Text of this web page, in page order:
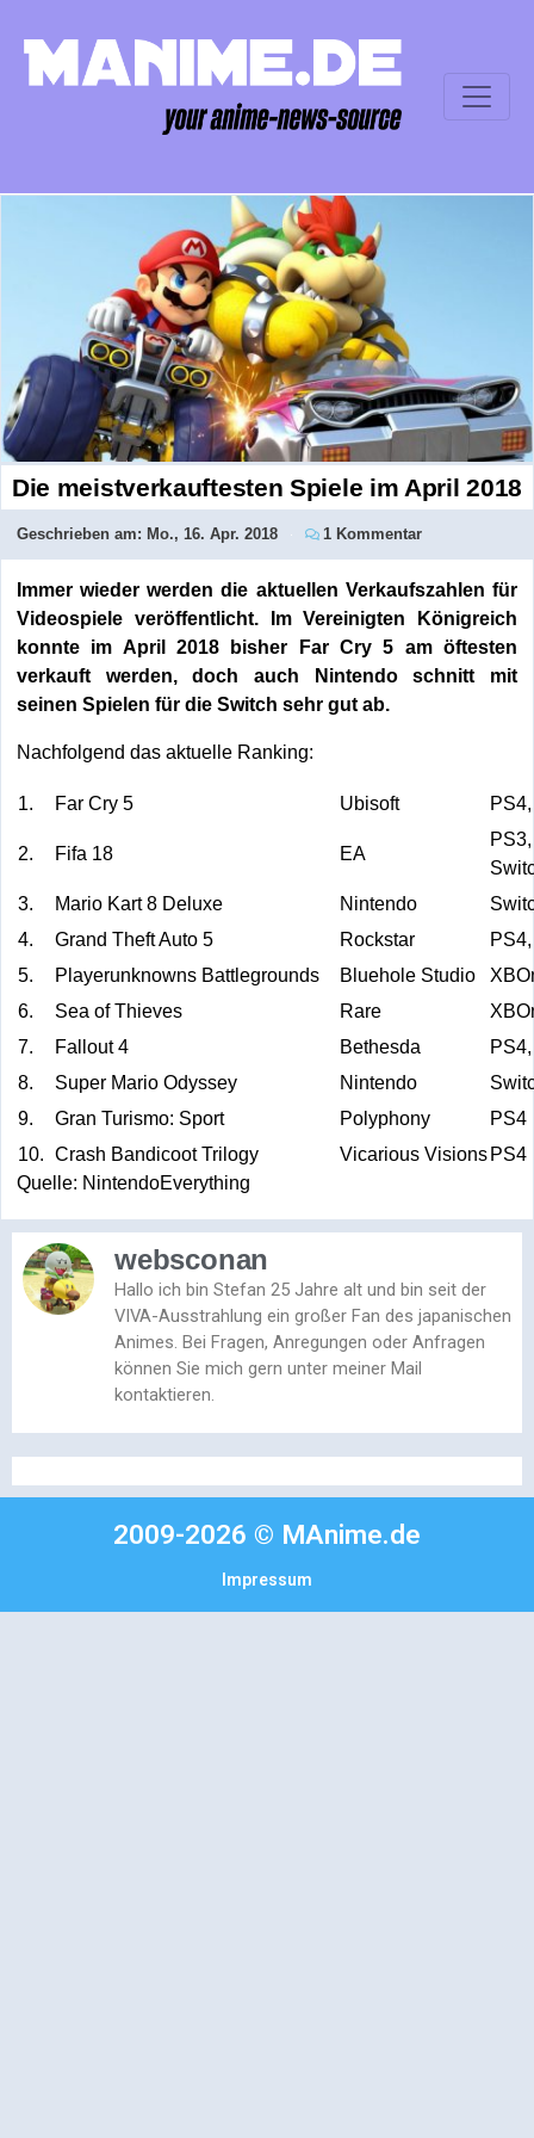
Die meistverkauftesten Spiele im April 2018
Geschrieben am: Mo., 16. Apr. 2018 1 Kommentar
Immer wieder werden die aktuellen Verkaufszahlen für
Videospiele veröffentlicht. Im Vereinigten Königreich
konnte im April 2018 bisher Far Cry 5 am öftesten
verkauft werden, doch auch Nintendo schnitt mit
seinen Spielen für die Switch sehr gut ab.
Nachfolgend das aktuelle Ranking:
1. Far Cry 5 Ubisoft
2. Fifa 18 EA
3.
Mario Kart 8 Deluxe Nintendo
4.
Grand Theft Auto 5 Rockstar
5.
Playerunknowns Battlegrounds Bluehole Studio
6.
Sea of Thieves Rare
7.
Fallout 4 Bethesda
8.
Super Mario Odyssey Nintendo
9.
Gran Turismo: Sport Polyphony
PS4
10. Crash Bandicoot Trilogy Vicarious VisionsPS4
Quelle: NintendoEverything
websconan
Hallo ich bin Stefan 25 Jahre alt und bin seit der
VIVA-Ausstrahlung ein großer Fan des japanischen
Animes. Bei Fragen, Anregungen oder Anfragen
können Sie mich gern unter meiner Mail
kontaktieren.
2009-2026 © MAnime.de
Impressum